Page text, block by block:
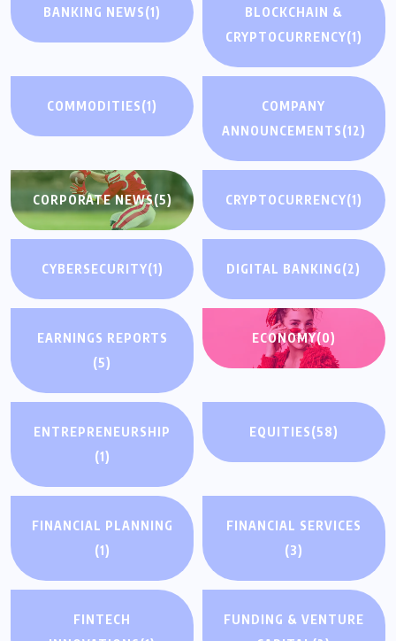
BANKING NEWS(1)
BLOCKCHAIN &
CRYPTOCURRENCY(1)
COMMODITIES(1)
COMPANY
ANNOUNCEMENTS(12)
CORPORATE NEWS(5) CRYPTOCURRENCY(1)
CYBERSECURITY(1) DIGITAL BANKING(2)
EARNINGS REPORTS
(5)
ECONOMY(0)
ENTREPRENEURSHIP
(1)
EQUITIES(58)
FINANCIAL PLANNING
(1)
FINANCIAL SERVICES
(3)
FINTECH
FUNDING & VENTURE